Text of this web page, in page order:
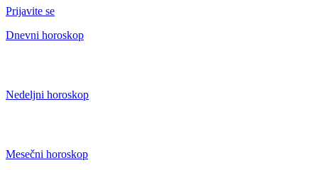
Prijavite se
Dnevni horoskop
Nedeljni horoskop
Mesečni horoskop